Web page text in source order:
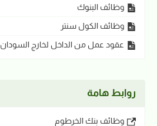
وظائف البنوك
وظائف الكول سنتر
عقود عمل من الداخل لخارج السودان
روابط هامة
وظائف بنك الخرطوم